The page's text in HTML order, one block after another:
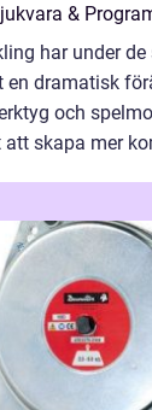
&
har under de
en dramatisk
och
skapa mer